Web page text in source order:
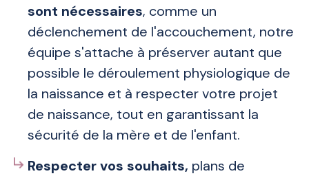
sont nécessaires, comme un
déclenchement de l'accouchement, notre
équipe s'attache à préserver autant que
possible le déroulement physiologique de
la naissance et à respecter votre projet
de naissance, tout en garantissant la
sécurité de la mère et de l'enfant.
Respecter vos souhaits, plans de